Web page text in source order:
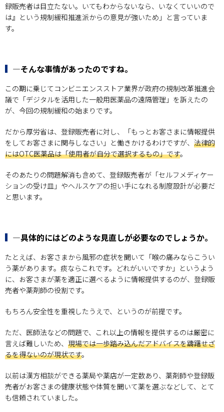
録販売者は目立たない。いてもわからないなら、いなくていいので
は』という規制緩和推進派からの意見が強いため」と言っていま
す。
―そんな事情があったのですね。
この期に乗じてコンビニエンスストア業界が政府の規制改革推進会
議で「デジタルを活用した一般用医薬品の遠隔管理」を訴えたの
が、今回の規制緩和の始まりです。
だから厚労省は、登録販売者に対し、「もっとお客さまに情報提供
をしてお客さまに関与しなさい」と働きかけるわけですが、 法律的
にはOTC医薬品は「使用者が自分で選択するもの」です。
そのあたりの問題解消も含めて、登録販売者が「セルフメディケー
ションの受け皿」やヘルスケアの担い手になれる制度設計が必要だ
と思います。
―具体的にはどのような見直しが必要なのでしょうか。
たとえば、お客さまから風邪の症状を聞いて「喉の痛みならこうい
う薬があります。痰ならこれです。どれがいいですか」というよう
に、お客さまが薬を適正に選べるように情報提供するのが、登録販
売者や薬剤師の役割です。
もちろん安全性を重視したうえで、というのが前提です。
ただ、医師法などの問題で、これ以上の情報を提供するのは厳密に
言えば難しいため、 現場では一歩踏み込んだアドバイスを躊躇せざ
るを得ないのが現状です。
以前は漢方相談ができる薬局や薬店が一定数あり、薬剤師や登録販
売者がお客さまの健康状態や体質を聞いて薬を選ぶなどして、とて
も信頼されていました。